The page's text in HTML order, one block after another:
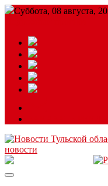
Суббота, 08 августа,
Читайте последние